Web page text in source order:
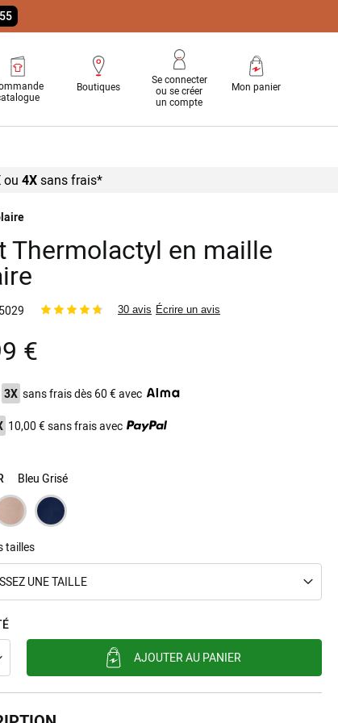
Boutiques
Se connecter
ou se créer
un compte
Mon panier
ou 4Xsansfrais*
Thermolactyl en maille
30 avis Écrire un avis
€
3X sans frais dès 60 € avec
10,00 € sans frais avec
Bleu Grisé
tailles
UNE TAILLE
AJOUTER AU PANIER